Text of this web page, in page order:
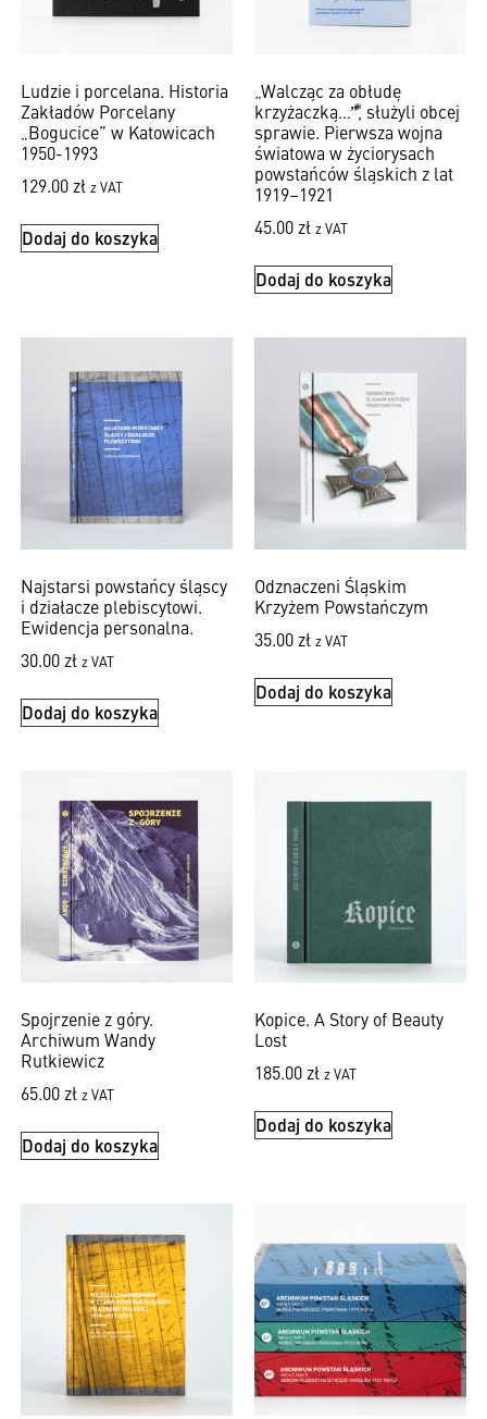
Ludzie i porcelana. Historia
Zakładów Porcelany
„Bogucice” w Katowicach
1950-1993
129.00 zł z VAT
Dodaj do koszyka
„Walcząc za obłudę
krzyżaczką…”⃰, służyli obcej
sprawie. Pierwsza wojna
światowa w życiorysach
powstańców śląskich z lat
1919–1921
45.00 zł z VAT
Dodaj do koszyka
Najstarsi powstańcy śląscy
i działacze plebiscytowi.
Ewidencja personalna.
30.00 zł z VAT
Dodaj do koszyka
Odznaczeni Śląskim
Krzyżem Powstańczym
35.00 zł z VAT
Dodaj do koszyka
Spojrzenie z góry.
Archiwum Wandy
Rutkiewicz
65.00 zł z VAT
Dodaj do koszyka
Kopice. A Story of Beauty
Lost
185.00 zł z VAT
Dodaj do koszyka